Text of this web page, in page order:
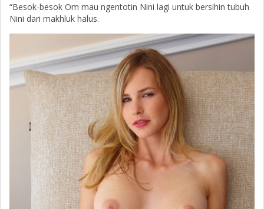
“Besok-besok Om mau ngentotin Nini lagi untuk bersihin tubuh
Nini dari makhluk halus.